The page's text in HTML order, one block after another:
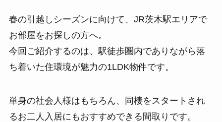
春の引越しシーズンに向けて、JR茨木駅エリアで
お部屋をお探しの方へ。
今回ご紹介するのは、駅徒歩圏内でありながら落
ち着いた住環境が魅力の1LDK物件です。
単身の社会人様はもちろん、同棲をスタートされ
るお二人入居にもおすすめできる間取りです。